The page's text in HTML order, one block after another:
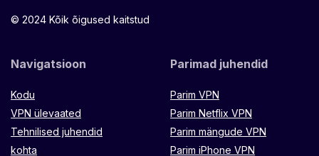
© 2024 Kõik õigused kaitstud
Navigatsioon
Kodu
VPN ülevaated
Tehnilised juhendid
kohta
Parimad juhendid
Parim VPN
Parim Netflix VPN
Parim mängude VPN
Parim iPhone VPN